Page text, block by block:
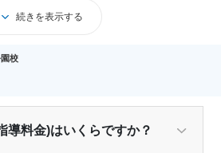
さまの学習の様子を身近で見守る
指すお子さまには、より専門的な
ビスをお選びいただけます。
教室がございます。詳しくは各教
続きを表示する
校
指導料金)はいくらですか？